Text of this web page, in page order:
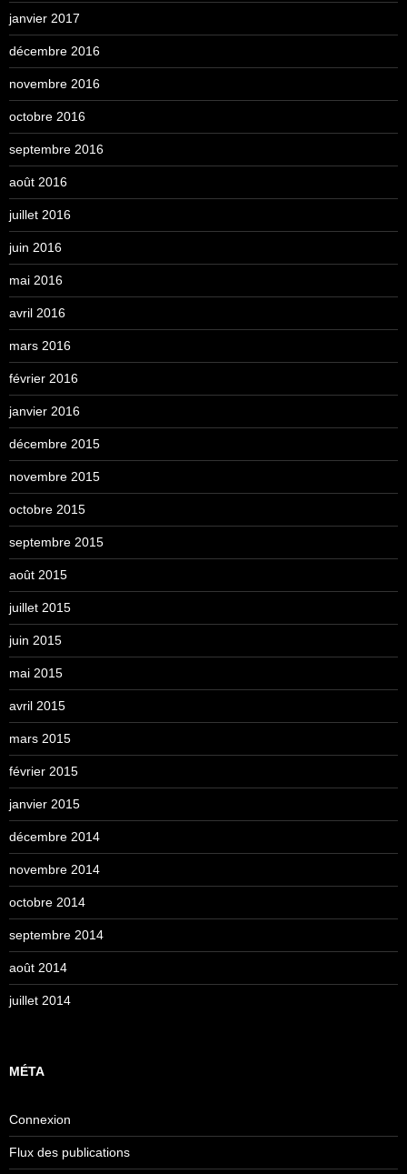
janvier 2017
décembre 2016
novembre 2016
octobre 2016
septembre 2016
août 2016
juillet 2016
juin 2016
mai 2016
avril 2016
mars 2016
février 2016
janvier 2016
décembre 2015
novembre 2015
octobre 2015
septembre 2015
août 2015
juillet 2015
juin 2015
mai 2015
avril 2015
mars 2015
février 2015
janvier 2015
décembre 2014
novembre 2014
octobre 2014
septembre 2014
août 2014
juillet 2014
MÉTA
Connexion
Flux des publications